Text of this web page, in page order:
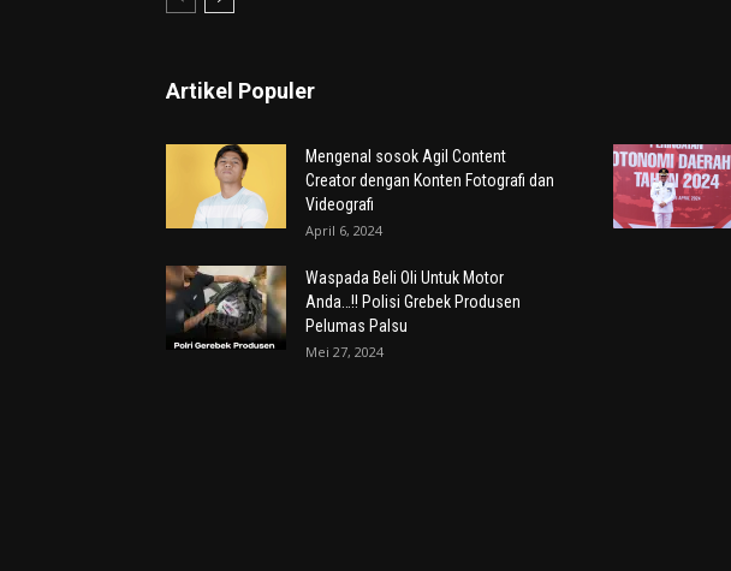
Artikel Populer
Mengenal sosok Agil Content
Creator dengan Konten Fotografi dan
Videografi
April 6, 2024
Waspada Beli Oli Untuk Motor
Anda…!! Polisi Grebek Produsen
Pelumas Palsu
Mei 27, 2024